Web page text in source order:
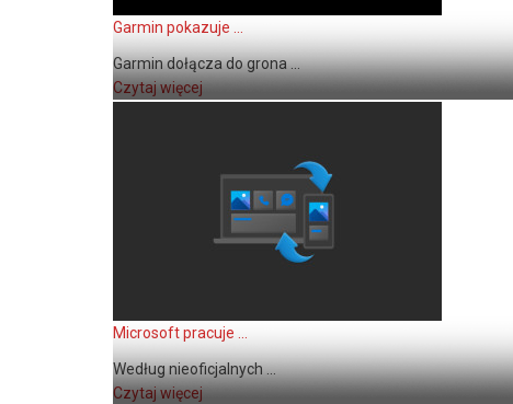
Garmin pokazuje ...
Garmin dołącza do grona ...
Czytaj więcej
Microsoft pracuje ...
Według nieoficjalnych ...
Czytaj więcej